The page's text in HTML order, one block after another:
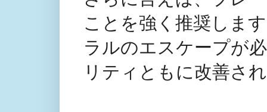
ことを強く推奨しま
ラルのエスケープが
リティともに改善さ